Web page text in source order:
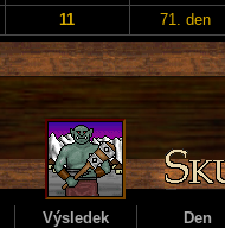
11 71. den
Výsledek
Den